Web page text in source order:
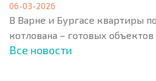
06-03-2026
В Варне и Бургасе квартиры
котлована – готовых
Все новости